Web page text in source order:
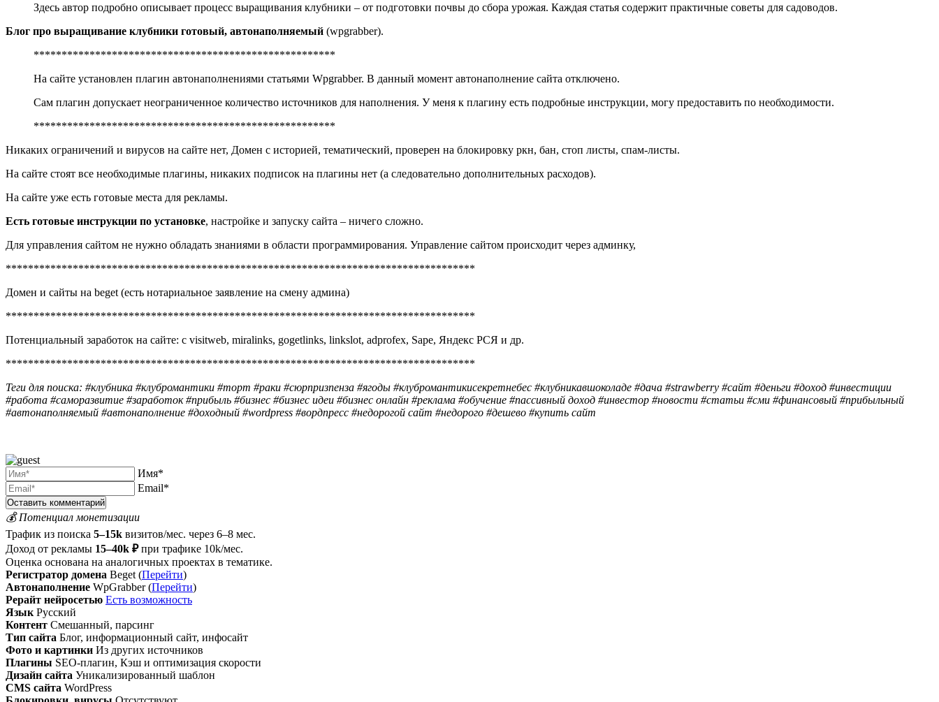
Здесь автор подробно описывает процесс выращивания клубники – от подготовки почвы до сбора урожая. Каждая статья содержит практичные советы для садоводов.
Блог про выращивание клубники готовый, автонаполняемый (wpgrabber).
******************************************************
На сайте установлен плагин автонаполнениями статьями Wpgrabber. В данный момент автонаполнение сайта отключено.
Сам плагин допускает неограниченное количество источников для наполнения. У меня к плагину есть подробные инструкции, могу предоставить по необходимости.
******************************************************
Никаких ограничений и вирусов на сайте нет, Домен с историей, тематический, проверен на блокировку ркн, бан, стоп листы, спам-листы.
На сайте стоят все необходимые плагины, никаких подписок на плагины нет (а следовательно дополнительных расходов).
На сайте уже есть готовые места для рекламы.
Есть готовые инструкции по установке, настройке и запуску сайта – ничего сложно.
Для управления сайтом не нужно обладать знаниями в области программирования. Управление сайтом происходит через админку,
************************************************************************************
Домен и сайты на beget (есть нотариальное заявление на смену админа)
************************************************************************************
Потенциальный заработок на сайте: с visitweb, miralinks, gogetlinks, linkslot, adprofex, Sape, Яндекс РСЯ и др.
************************************************************************************
Теги для поиска: #клубника #клубромантики #торт #раки #сюрпризпенза #ягоды #клубромантикисекретнебес #клубникавшоколаде #дача #strawberry #сайт #деньги #доход #инвестиции
#работа #саморазвитие #заработок #прибыль #бизнес #бизнес идеи #бизнес онлайн #реклама #обучение #пассивный доход #инвестор #новости #статьи #сми #финансовый #прибыльный
#автонаполняемый #автонаполнение #доходный #wordpress #вордпресс #недорогой сайт #недорого #дешево #купить сайт
Имя*
Email*
💰 Потенциал монетизации
Трафик из поиска 5–15k визитов/мес. через 6–8 мес.
Доход от рекламы 15–40k ₽ при трафике 10k/мес.
Оценка основана на аналогичных проектах в тематике.
Регистратор домена Beget (Перейти)
Автонаполнение WpGrabber (Перейти)
Рерайт нейросетью Есть возможность
Язык Русский
Контент Смешанный, парсинг
Тип сайта Блог, информационный сайт, инфосайт
Фото и картинки Из других источников
Плагины SEO-плагин, Кэш и оптимизация скорости
Дизайн сайта Уникализированный шаблон
CMS сайта WordPress